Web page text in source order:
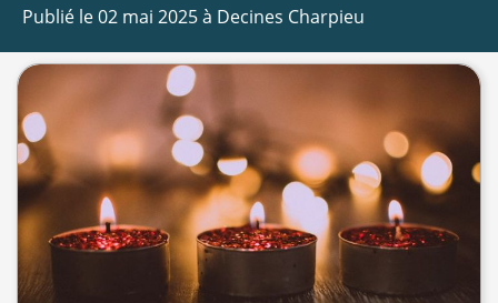
Publié le 02 mai 2025 à Decines Charpieu